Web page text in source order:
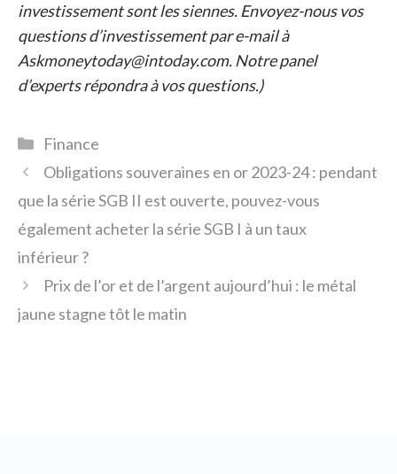
investissement sont les siennes. Envoyez-nous vos
questions d’investissement par e-mail à
Askmoneytoday@intoday.com. Notre panel
d’experts répondra à vos questions.)
Catégories
Finance
Obligations souveraines en or 2023-24 : pendant
que la série SGB II est ouverte, pouvez-vous
également acheter la série SGB I à un taux
inférieur ?
Prix ​​de l’or et de l’argent aujourd’hui : le métal
jaune stagne tôt le matin